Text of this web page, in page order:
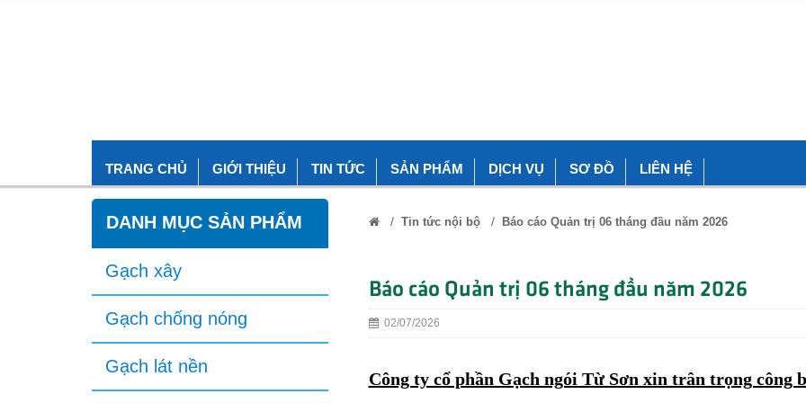
TRANG CHỦ GIỚI THIỆU TIN TỨC SẢN PHẨM DỊCH VỤ SƠ ĐỒ LIÊN HỆ
DANH MỤC SẢN PHẨM
Gạch xây
Gạch chống nóng
Gạch lát nền
/ Tin tức nội bộ/ Báo cáo Quản trị 06 tháng đầu năm 2026
Báo cáo Quản trị 06 tháng đầu năm 2026
02/07/2026
Công ty cổ phần Gạch ngói Từ Sơn xin trân trọng công